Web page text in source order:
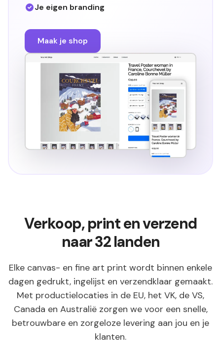
Je eigen branding
Maak je shop
Verkoop, print en verzend
naar 32 landen
Elke canvas- en fine art print wordt binnen enkele
dagen gedrukt, ingelijst en verzendklaar gemaakt.
Met productielocaties in de EU, het VK, de VS,
Canada en Australië zorgen we voor een snelle,
betrouwbare en zorgeloze levering aan jou en je
klanten.